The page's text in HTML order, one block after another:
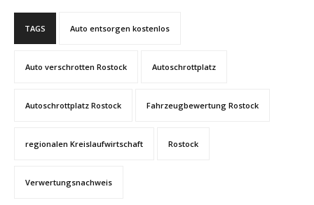
TAGS Auto entsorgen kostenlos
Auto verschrotten Rostock Autoschrottplatz
Autoschrottplatz Rostock Fahrzeugbewertung Rostock
regionalen Kreislaufwirtschaft Rostock
Verwertungsnachweis